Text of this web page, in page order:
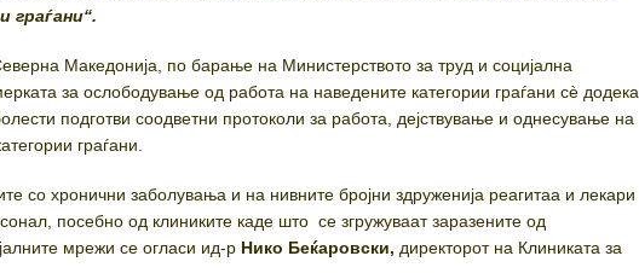
граѓани“.
Македонија, по барање на Министерството за труд и социјална
за ослободување од работа на наведените категории граѓани сè додека
подготви соодветни протоколи за работа, дејствување и однесување на
граѓани.
со хронични заболувања и на нивните бројни здруженија реагитаа и лекари
посебно од клиниките каде што се згружуваат заразените од
мрежи се огласи ид-р Нико Беќаровски, директорот на Клиниката за